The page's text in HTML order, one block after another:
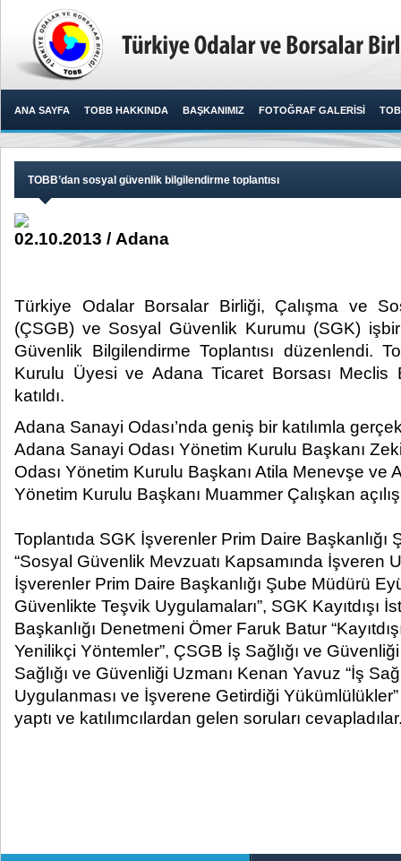
ANA SAYFA TOBB HAKKINDA BAŞKANIMIZ FOTOĞRAF GALERİSİ
TOBB’dan sosyal güvenlik bilgilendirme toplantısı
02.10.2013 / Adana
Türkiye Odalar Borsalar Birliği, Çalışma ve
(ÇSGB) ve Sosyal Güvenlik Kurumu (SGK)
Güvenlik Bilgilendirme Toplantısı düzenlendi.
Kurulu Üyesi ve Adana Ticaret Borsası Meclis
katıldı.​
Adana Sanayi Odası’nda geniş bir katılımla
Adana Sanayi Odası Yönetim Kurulu Başkanı
Odası Yönetim Kurulu Başkanı Atila Menevşe ve
Yönetim Kurulu Başkanı Muammer Çalışkan
Toplantıda SGK İşverenler Prim Daire
“Sosyal Güvenlik Mevzuatı Kapsamında İşveren
İşverenler Prim Daire Başkanlığı Şube Müdürü
Güvenlikte Teşvik Uygulamaları”, SGK Kayıtdışı
Başkanlığı Denetmeni Ömer Faruk Batur
Yenilikçi Yöntemler”, ÇSGB İş Sağlığı ve
Sağlığı ve Güvenliği Uzmanı Kenan Yavuz “İş
Uygulanması ve İşverene Getirdiği
yaptı ve katılımcılardan gelen soruları